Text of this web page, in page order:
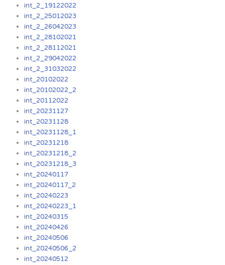
int_2_19122022
int_2_25012023
int_2_26042023
int_2_28102021
int_2_28112021
int_2_29042022
int_2_31032022
int_20102022
int_20102022_2
int_20112022
int_20231127
int_20231128
int_20231128_1
int_20231218
int_20231218_2
int_20231218_3
int_20240117
int_20240117_2
int_20240223
int_20240223_1
int_20240315
int_20240426
int_20240506
int_20240506_2
int_20240512